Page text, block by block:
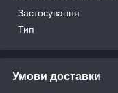
Застосування
Тип
Умови доставки